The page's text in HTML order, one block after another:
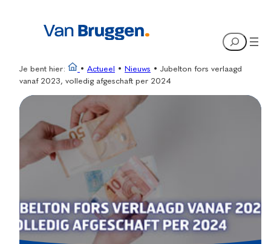
Search
Je bent hier: • Actueel • Nieuws • Jubelton fors verlaagd
vanaf 2023, volledig afgeschaft per 2024